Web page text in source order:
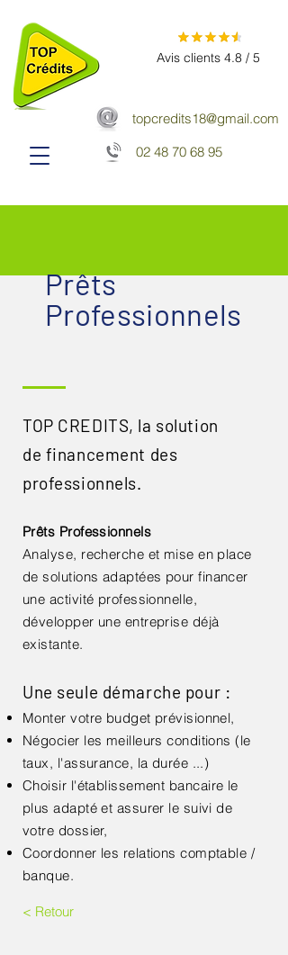
02 48 70 68 95
topcredits18@gmail.com
Avis clients 4.8 / 5
Prêts
Professionnels
TOP CREDITS, la solution
de financement des
professionnels.
Prêts Professionnels
Analyse, recherche et mise en place
de solutions adaptées pourfinancer
une activité professionnelle,
développer une entreprise déjà
existante.
Une seule démarche pour :
Monter votre budget prévisionnel,
Négocier les meilleurs conditions (le
taux, l'assurance, la durée ...)
Choisir l'établissement bancaire le
plus adapté et assurer le suivi de
votre dossier,
Coordonner les relations comptable /
banque.
< Retour